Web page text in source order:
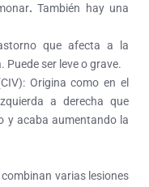
.También hay una
que afecta a la
ser leve o grave.
Origina como en el
a derecha que
y acaba aumentando la
varias lesiones